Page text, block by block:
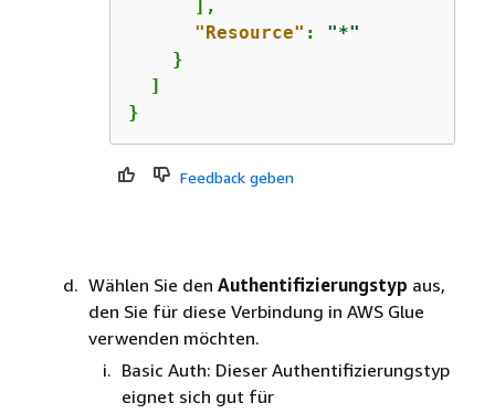
      ],
"Resource" : "*"
    }
  ]
}
Feedback geben
Wählen Sie den Authentifizierungstyp aus,
den Sie für diese Verbindung in AWS Glue
verwenden möchten.
Basic Auth: Dieser Authentifizierungstyp
eignet sich gut für